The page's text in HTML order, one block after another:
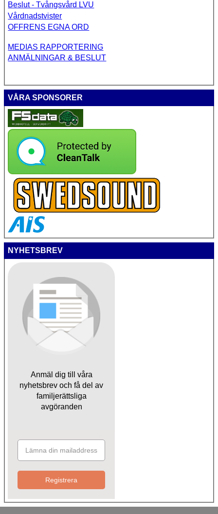
Beslut - Tvångsvård LVU
Vårdnadstvister
OFFRENS EGNA ORD
MEDIAS RAPPORTERING
ANMÄLNINGAR & BESLUT
VÅRA SPONSORER
NYHETSBREV
Anmäl dig till våra
nyhetsbrev och få del av
familjerättsliga
avgöranden
Registrera